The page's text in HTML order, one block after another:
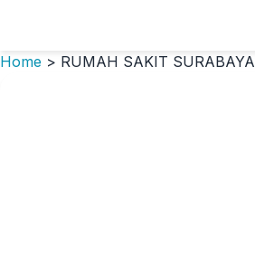
Home > RUMAH SAKIT SURABAYA